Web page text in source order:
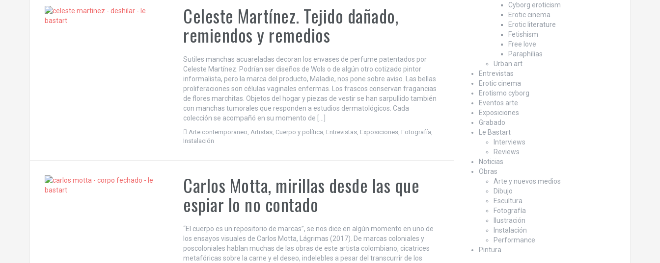
Celeste Martínez. Tejido dañado,
remiendos y remedios
Sutiles manchas acuareladas decoran los envases de perfume patentados por
Celeste Martínez. Podrían ser diseños de Wols o de algún otro cotizado pintor
informalista, pero la marca del producto, Maladie, nos pone sobre aviso. Las bellas
proliferaciones son células vaginales enfermas. Los frascos conservan fragancias
de flores marchitas. Objetos del hogar y piezas de vestir se han sarpullido también
con manchas tumorales que responden a estudios dermatológicos. Cada
colección se acompañó en su momento de […]
Arte contemporaneo,Artistas, Cuerpo y política, Entrevistas, Exposiciones, Fotografía,
Instalación
Carlos Motta, mirillas desde las que
espiar lo no contado
“El cuerpo es un repositorio de marcas”, se nos dice en algún momento en uno de
los ensayos visuales de Carlos Motta, Lágrimas (2017). De marcas coloniales y
poscoloniales hablan muchas de las obras de este artista colombiano, cicatrices
metafóricas sobre la carne y el deseo, indelebles a pesar del transcurrir de los
Cyborg eroticism
Erotic cinema
Erotic literature
Fetishism
Free love
Paraphilias
Urban art
Entrevistas
Erotic cinema
Erotismo cyborg
Eventos arte
Exposiciones
Grabado
Le Bastart
Interviews
Reviews
Noticias
Obras
Arte y nuevos medios
Dibujo
Escultura
Fotografía
Ilustración
Instalación
Performance
Pintura